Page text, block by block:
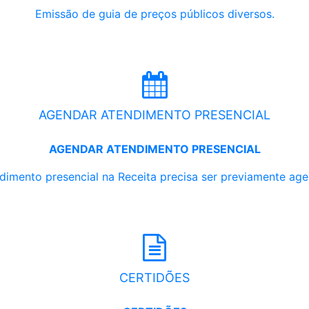
Emissão de guia de preços públicos diversos.
AGENDAR ATENDIMENTO PRESENCIAL
AGENDAR ATENDIMENTO PRESENCIAL
presencial na Receita precisa ser previamente
CERTIDÕES